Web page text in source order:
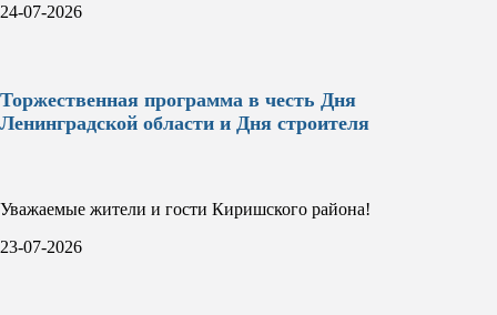
24-07-2026
Торжественная программа в честь Дня
Ленинградской области и Дня строителя
Уважаемые жители и гости Киришского района!
23-07-2026